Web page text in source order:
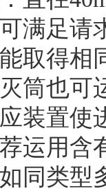
满足请
取得相
筒也可
应装置
运用含
同类型